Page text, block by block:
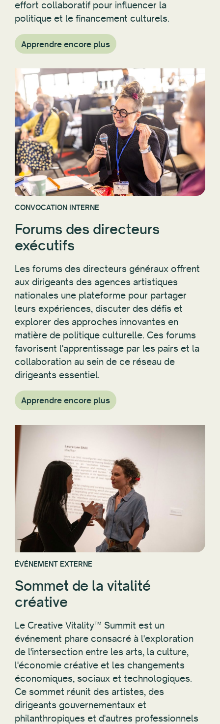
politique et le financement culturels.
CONVOCATION INTERNE
Forums des directeurs
exécutifs
aux dirigeants des agences artistiques
nationales une plateforme pour partager
leurs expériences, discuter des défis et
explorer des approches innovantes en
matière de politique culturelle. Ces forums
favorisent l'apprentissage par les pairs et la
collaboration au sein de ce réseau de
dirigeants essentiel.
ÉVÉNEMENT EXTERNE
Sommet de la vitalité
créative
événement phare consacré à l'exploration
de l'intersection entre les arts, la culture,
l'économie créative et les changements
économiques, sociaux et technologiques.
Ce sommet réunit des artistes, des
dirigeants gouvernementaux et
philanthropiques et d'autres professionnels
de la création pour des discussions